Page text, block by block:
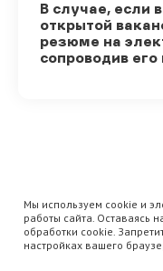
В случае, если
открытой
резюме на
сопроводив
Сертификаты
Avito
Акции
Мы используем cookie и
работы сайта. Оставаясь
обработки cookie.
настройках вашего